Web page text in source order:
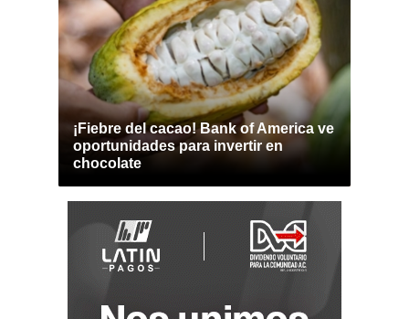
¡Fiebre del cacao! Bank of America ve
oportunidades para invertir en
chocolate